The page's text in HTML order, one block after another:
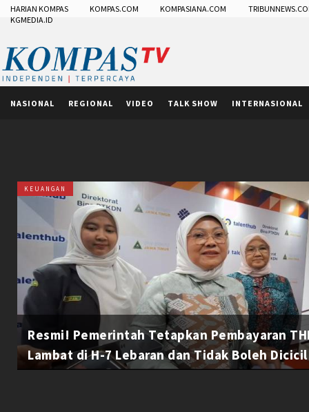
HARIAN KOMPAS KOMPAS.COM KOMPASIANA.COM
KGMEDIA.ID
NASIONAL REGIONAL VIDEO TALK SHOW INTERNASIONAL
KEUANGAN
Resmi! Pemerintah Tetapkan Pembayaran
Lambat di H-7 Lebaran dan Tidak Boleh Dicicil